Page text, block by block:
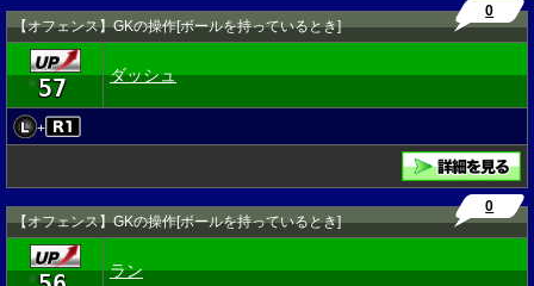
【オフェンス】GKの操作[ボールを持っているとき]
0
★57 ダッシュ
+
【オフェンス】GKの操作[ボールを持っているとき]
0
★ ラン